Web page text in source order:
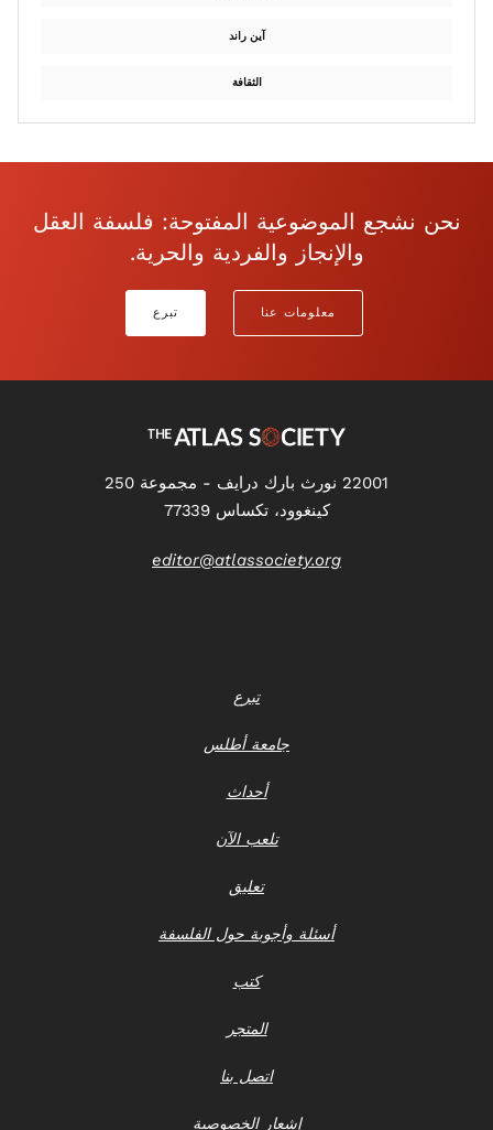
آين راند
الثقافة
نحن نشجع الموضوعية المفتوحة: فلسفة العقل
والإنجاز والفردية والحرية.
معلومات عنا تبرع
22001 نورث بارك درايف - مجموعة 250
كينغوود، تكساس 77339
editor@atlassociety.org
تبرع
جامعة أطلس
أحداث
تلعب الآن
تعليق
أسئلة وأجوبة حول الفلسفة
كتب
المتجر
اتصل بنا
إشعار الخصوصية